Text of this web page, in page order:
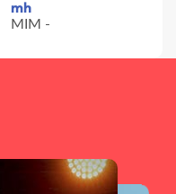
mh
MIM -